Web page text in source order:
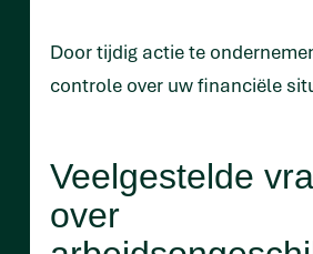
Door tijdig actie te
controle over uw financiële
Veelgestelde
over